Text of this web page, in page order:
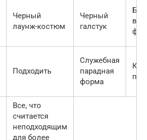
Черный
лаунж-костюм
Черный
галстук
в
Подходить
Служебная
парадная
форма
Все, что
считается
неподходящим
для более